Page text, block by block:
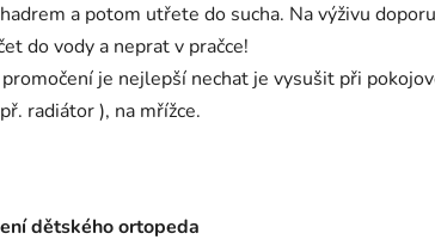
a potom utřete do sucha. Na výživu
do vody a neprat v pračce!
je nejlepší nechat je vysušit při
radiátor ), na mřížce.
dětského ortopeda